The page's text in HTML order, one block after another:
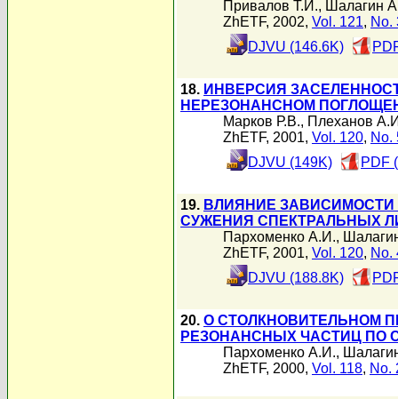
Привалов Т.И., Шалагин
ZhETF, 2002, Vol. 121, No.
DJVU (146.6K)
18. ИНВЕРСИЯ
НЕРЕЗОНАНСНОМ
Марков Р.В., Плеханов
ZhETF, 2001, Vol. 120, No.
DJVU (149K)
PDF
19. ВЛИЯНИЕ
СУЖЕНИЯ СПЕКТРАЛЬНЫХ
Пархоменко А.И.,
ZhETF, 2001, Vol. 120, No.
DJVU (188.8K)
20. О СТОЛКНОВИТЕЛЬНОМ
РЕЗОНАНСНЫХ ЧАСТИЦ ПО
Пархоменко А.И.,
ZhETF, 2000, Vol. 118, No.